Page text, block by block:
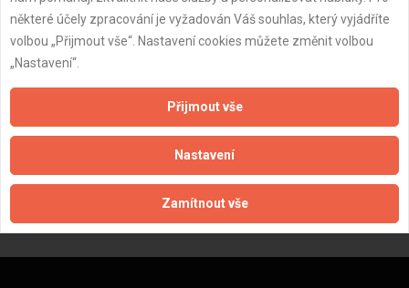
ZPĚT
Aktualizováno z portálu ARES dne 16.08.2025 22:12:20
některé účely zpracování je vyžadován Váš souhlas, který vyjádříte
volbou „Přijmout vše“. Nastavení cookies můžete změnit volbou
„Nastavení“.
Přijmout vše
Nastavení
Zamítnout vše